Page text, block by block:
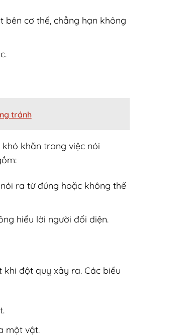
bên cơ thể, chẳng hạn không
tránh
khăn trong việc nói
ra từ đúng hoặc không thể
hiểu lời người đối diện.
đột quỵ xảy ra. Các biểu
một vật.